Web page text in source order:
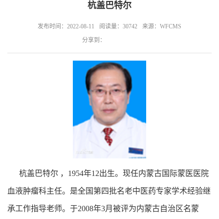
杭盖巴特尔
发布时间：2022-08-11 阅读量：30742
来源：WFCMS
分享到：
杭盖巴特尔 ，1954年12出生。现任内蒙古国际蒙医医院
血液肿瘤科主任。是全国第四批名老中医药专家学术经验继
承工作指导老师。于2008年3月被评为内蒙古自治区名蒙